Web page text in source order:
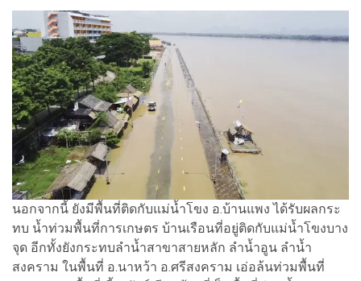
นอกจากนี้ ยังมีพื้นที่ติดกับแม่น้ำโขง อ.บ้านแพง ได้รับผลกระ
ทบ น้ำท่วมพื้นที่การเกษตร บ้านเรือนที่อยู่ติดกับแม่น้ำโขงบาง
จุด อีกทั้งยังกระทบลำน้ำสาขาสายหลัก ลำน้ำอูน ลำน้ำ
สงคราม ในพื้นที่ อ.นาหว้า อ.ศรีสงคราม เอ่อล้นท่วมพื้นที่